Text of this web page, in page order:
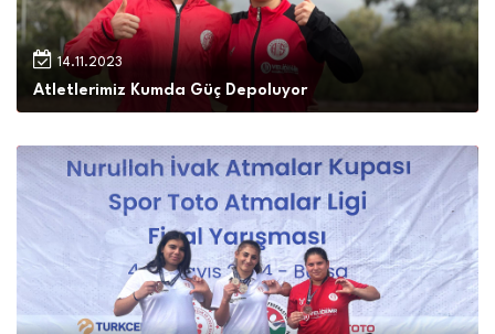
14.11.2023
Atletlerimiz Kumda Güç Depoluyor